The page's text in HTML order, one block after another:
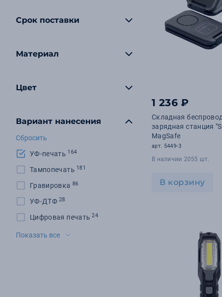
Срок поставки
Материал
Цвет
Вариант нанесения
Сбросить
УФ-печать 164
Тампопечать 181
Гравировка 86
УФ-ДТФ 28
Цифровая печать 24
Шильд
Показать все
1 236 ₽
Складная
зарядная станция
MagSafe
арт. 5449-3
В наличии 2055 шт.
В корзину